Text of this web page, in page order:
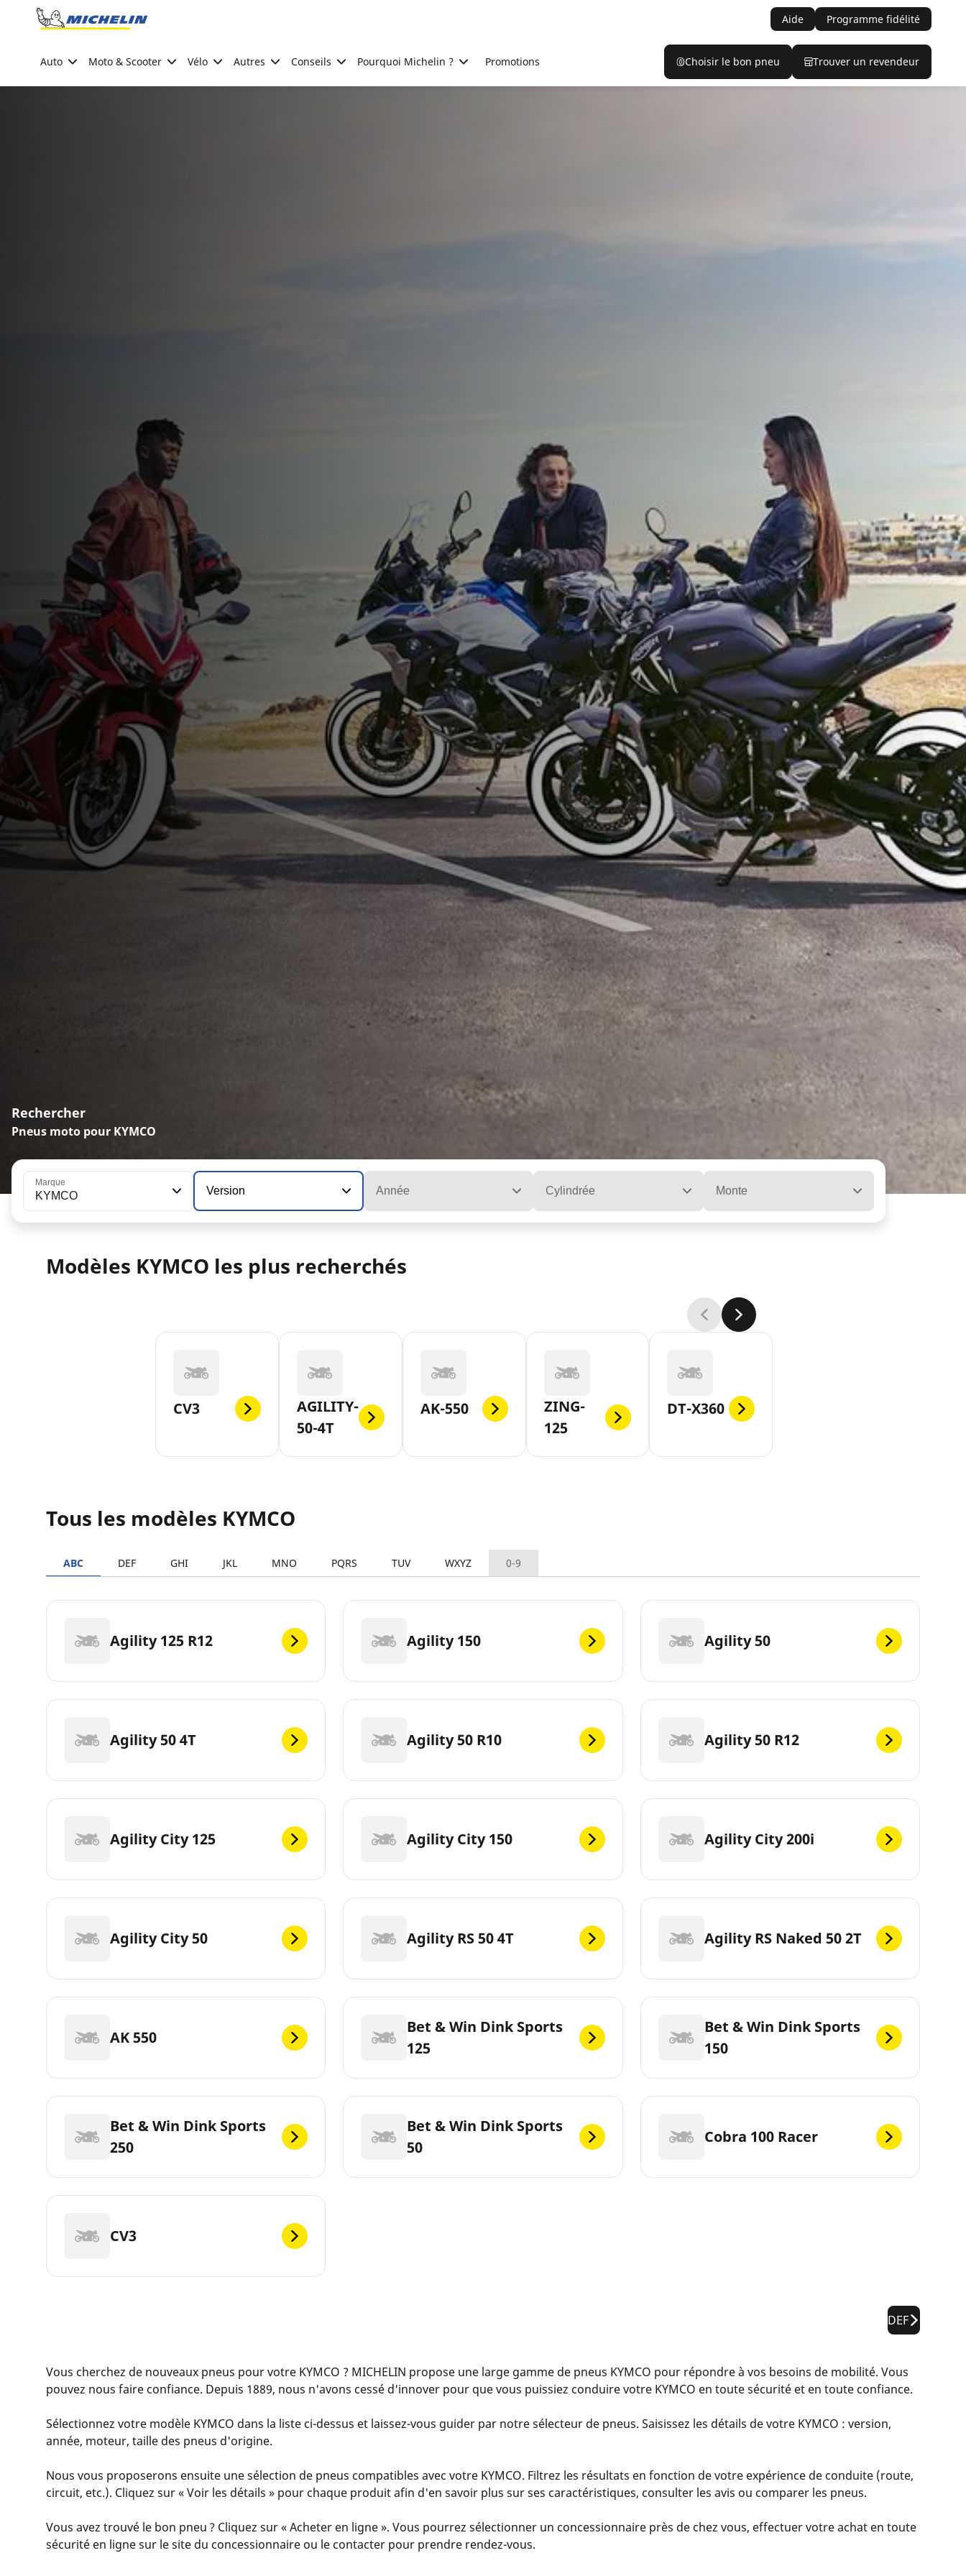
Go to page content
Aide Programme fidélité
Auto Moto & Scooter Vélo Autres Conseils Pourquoi Michelin ? Promotions Choisir le bon pneu Trouver un revendeur
Rechercher
Pneus moto pour KYMCO
Marque
KYMCO Version Année Cylindrée Monte
Modèles KYMCO les plus recherchés
CV3
AGILITY-
50-4T
AK-550
ZING-
125
DT-X360
Tous les modèles KYMCO
ABC DEF GHI JKL MNO PQRS TUV WXYZ 0-9
Agility 125 R12 Agility 150 Agility 50
Agility 50 4T Agility 50 R10 Agility 50 R12
Agility City 125 Agility City 150 Agility City 200i
Agility City 50 Agility RS 50 4T Agility RS Naked 50 2T
AK 550
Bet & Win Dink Sports
125
Bet & Win Dink Sports
150
Bet & Win Dink Sports
250
Bet & Win Dink Sports
50
Cobra 100 Racer
CV3
DEF
Vous cherchez de nouveaux pneus pour votre KYMCO ? MICHELIN propose une large gamme de pneus KYMCO pour répondre à vos besoins de mobilité. Vous
pouvez nous faire confiance. Depuis 1889, nous n'avons cessé d'innover pour que vous puissiez conduire votre KYMCO en toute sécurité et en toute confiance.
Sélectionnez votre modèle KYMCO dans la liste ci-dessus et laissez-vous guider par notre sélecteur de pneus. Saisissez les détails de votre KYMCO : version,
année, moteur, taille des pneus d'origine.
Nous vous proposerons ensuite une sélection de pneus compatibles avec votre KYMCO. Filtrez les résultats en fonction de votre expérience de conduite (route,
circuit, etc.). Cliquez sur « Voir les détails » pour chaque produit afin d'en savoir plus sur ses caractéristiques, consulter les avis ou comparer les pneus.
Vous avez trouvé le bon pneu ? Cliquez sur « Acheter en ligne ». Vous pourrez sélectionner un concessionnaire près de chez vous, effectuer votre achat en toute
sécurité en ligne sur le site du concessionnaire ou le contacter pour prendre rendez-vous.